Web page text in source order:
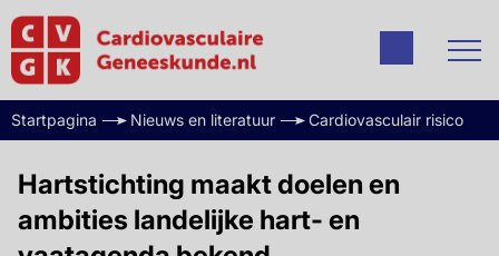
Startpagina Nieuws en literatuur Cardiovasculair risico
Hartstichting maakt doelen en
ambities landelijke hart- en